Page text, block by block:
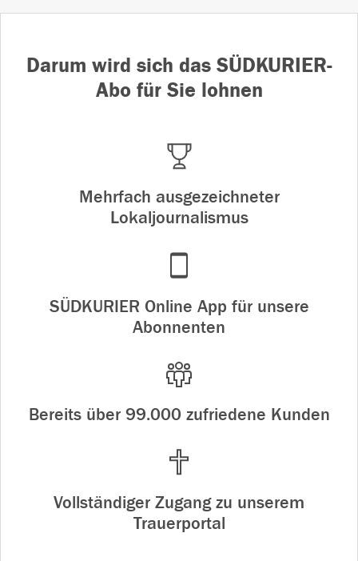
Darum wird sich das SÜDKURIER-
Abo für Sie lohnen
Mehrfach ausgezeichneter
Lokaljournalismus
SÜDKURIER Online App für unsere
Abonnenten
Bereits über 99.000 zufriedene Kunden
Vollständiger Zugang zu unserem
Trauerportal